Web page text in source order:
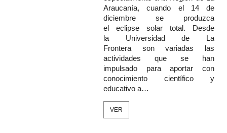
Araucanía, cuando el 14 de
diciembre se produzca
el eclipse solar total. Desde
la Universidad de La
Frontera son variadas las
actividades que se han
impulsado para aportar con
conocimiento científico y
educativo a…
VER